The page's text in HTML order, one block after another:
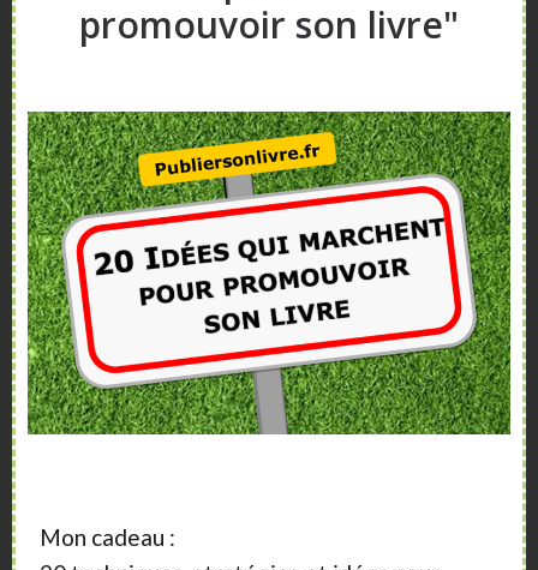
Sidebar
A propos
Vous aimeriez vendre plus de livres ?
Vous souhaitez publier un livre ?
Nos articles, vidéos et formations vont vous
aider.
promouvoir son livre"
Mon cadeau :